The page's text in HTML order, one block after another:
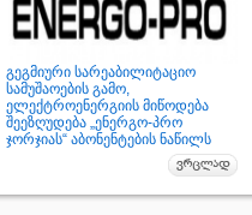
გეგმიური სარეაბილიტაციო
სამუშაოების გამო,
ელექტროენერგიის მიწოდება
შეეზღუდება „ენერგო-პრო
ჯორჯიას“ აბონენტების ნაწილს